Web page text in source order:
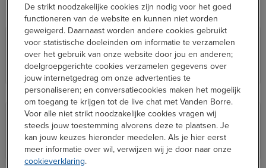
Voor jou getest: de OnePlus 13
High Tech
Voor jou getest: Motorola Edge 50
Fusion
High Tech
De strikt noodzakelijke cookies zijn nodig voor het goed
functioneren van de website en kunnen niet worden
geweigerd. Daarnaast worden andere cookies gebruikt
voor statistische doeleinden om informatie te verzamelen
over het gebruik van onze website door jou en anderen;
doelgroepgerichte cookies verzamelen gegevens over
jouw internetgedrag om onze advertenties te
personaliseren; en conversatiecookies maken het mogelijk
om toegang te krijgen tot de live chat met Vanden Borre.
Voor alle niet strikt noodzakelijke cookies vragen wij
steeds jouw toestemming alvorens deze te plaatsen. Je
kan jouw keuzes hieronder meedelen. Als je hier eerst
meer informatie over wil, verwijzen wij je door naar onze
cookieverklaring.